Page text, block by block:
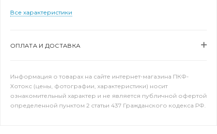
Все характеристики
ОПЛАТА И ДОСТАВКА
Информация о товарах на сайте интернет-магазина ПКФ-
Хотокс (цены, фотографии, характеристики) носит
ознакомительный характер и не является публичной офертой
определенной пунктом 2 статьи 437 Гражданского кодекса РФ.